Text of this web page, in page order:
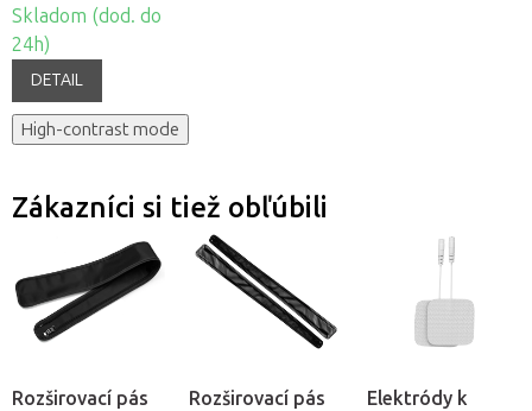
Skladom (dod. do
24h)
DETAIL
High-contrast mode
Zákazníci si tiež obľúbili
Rozširovací pás
Rozširovací pás
Elektródy k